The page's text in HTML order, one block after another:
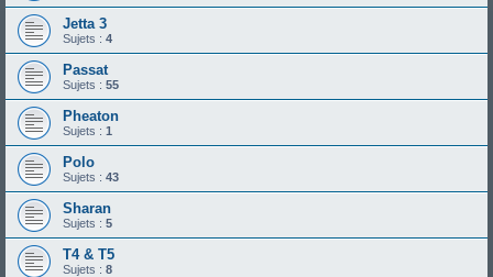
Jetta 3
Sujets : 4
Passat
Sujets : 55
Pheaton
Sujets : 1
Polo
Sujets : 43
Sharan
Sujets : 5
T4 & T5
Sujets : 8